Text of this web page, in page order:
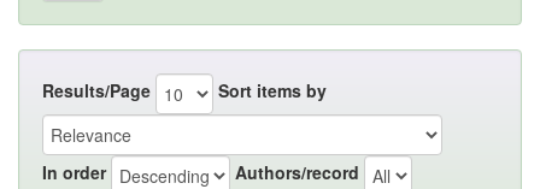
Results/Page Sort items by
In order Authors/record